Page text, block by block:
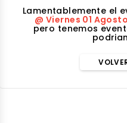
Lamentablemente el
@ Viernes 01 Agosto
pero tenemos